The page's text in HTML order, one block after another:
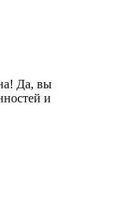
Да, вы
и